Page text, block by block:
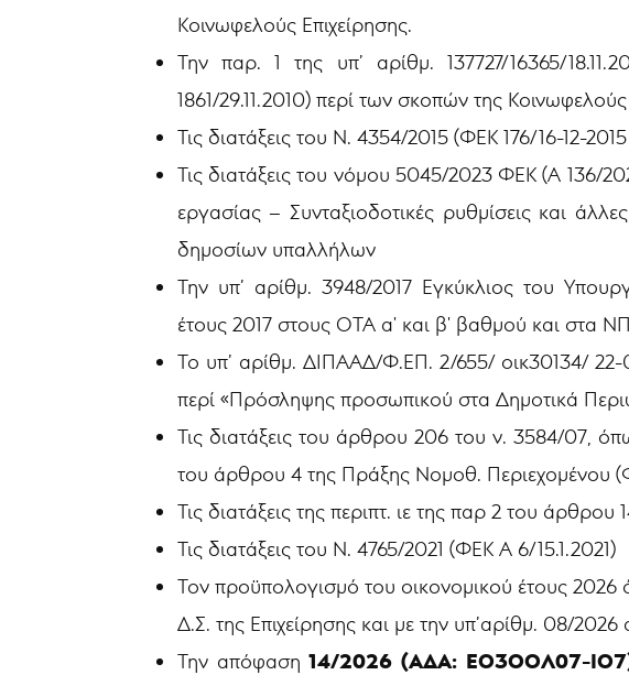
Κοινωφελούς Επιχείρησης.
Την παρ. 1 της υπ’ αρίθμ. 137727/16365/
1861/29.11.2010) περί των σκοπών της Κοινωφελούς
Τις διατάξεις του Ν. 4354/2015 (ΦΕΚ 176/16-12-2015
Τις διατάξεις του νόμου 5045/2023 ΦΕΚ (Α 136/
εργασίας – Συνταξιοδοτικές ρυθμίσεις και
δημοσίων υπαλλήλων
Την υπ’ αρίθμ. 3948/2017 Εγκύκλιος του
έτους 2017 στους ΟΤΑ α' και β' βαθμού και στα
Το υπ’ αρίθμ. ΔΙΠΑΑΔ/Φ.ΕΠ. 2/655/ οικ30134/ 22-
περί «Πρόσληψης προσωπικού στα Δημοτικά
Τις διατάξεις του άρθρου 206 του ν. 3584/07,
του άρθρου 4 της Πράξης Νομοθ. Περιεχομένου
Τις διατάξεις της περιπτ. ιε της παρ 2 του
Τις διατάξεις του Ν. 4765/2021 (ΦΕΚ Α 6/15.1.2021)
Τον προϋπολογισμό του οικονομικού έτους
Δ.Σ. της Επιχείρησης και με την υπ’αρίθμ. 08/
Την απόφαση14/2026 (ΑΔΑ: ΕΟ3ΟΟΛ07-